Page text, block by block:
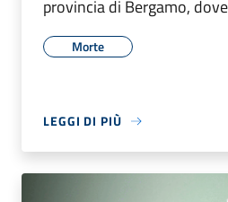
provincia di Bergamo,
Morte
LEGGI DI PIÙ